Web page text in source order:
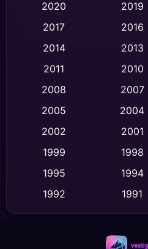
Classic หนังคลาสสิก
Comedy ตลก
Crime อาชญากรรม
Cult Film
Dance เต้น
Detective สืบสวน
2020
2019
2017
2016
2014
2013
2011
2010
2008
2007
2005
2004
2002
2001
1999
1998
1995
1994
1992
1991
1989
1988
1983